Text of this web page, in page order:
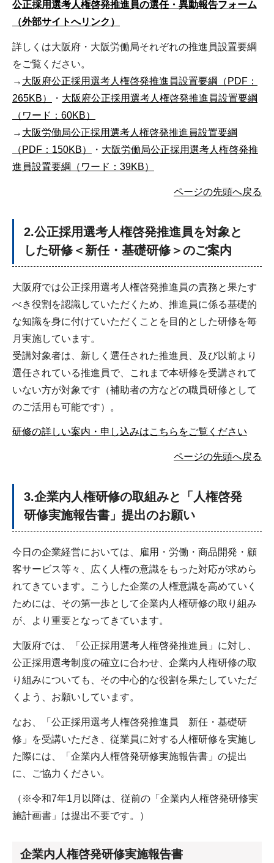
公正採用選考人権啓発推進員の選任・異動報告フォーム
（外部サイトへリンク）
詳しくは大阪府・大阪労働局それぞれの推進員設置要綱
をご覧ください。
→ 大阪府公正採用選考人権啓発推進員設置要綱（PDF：
265KB）
・ 大阪府公正採用選考人権啓発推進員設置要綱
（ワード：60KB）
→ 大阪労働局公正採用選考人権啓発推進員設置要綱
（PDF：150KB）
・ 大阪労働局公正採用選考人権啓発推
進員設置要綱（ワード：39KB）
ページの先頭へ戻る
2.公正採用選考人権啓発推進員を対象と
した研修＜新任・基礎研修＞のご案内
大阪府では公正採用選考人権啓発推進員の責務と果たす
べき役割を認識していただくため、推進員に係る基礎的
な知識を身に付けていただくことを目的とした研修を毎
月実施しています。
受講対象者は、新しく選任された推進員、及び以前より
選任されている推進員で、これまで本研修を受講されて
いない方が対象です（補助者の方などの職員研修として
のご活用も可能です）。
研修の詳しい案内・申し込みはこちらをご覧ください
ページの先頭へ戻る
3.企業内人権研修の取組みと「人権啓発
研修実施報告書」提出のお願い
今日の企業経営においては、雇用・労働・商品開発・顧
客サービス等々、広く人権の意識をもった対応が求めら
れてきています。こうした企業の人権意識を高めていく
ためには、その第一歩として企業内人権研修の取り組み
が、より重要となってきています。
大阪府では、「公正採用選考人権啓発推進員」に対し、
公正採用選考制度の確立に合わせ、企業内人権研修の取
り組みについても、その中心的な役割を果たしていただ
くよう、お願いしています。
なお、「公正採用選考人権啓発推進員 新任・基礎研
修」を受講いただき、従業員に対する人権研修を実施し
た際には、「企業内人権啓発研修実施報告書」の提出
に、ご協力ください。
（※令和7年1月以降は、従前の「企業内人権啓発研修実
施計画書」は提出不要です。）
企業内人権啓発研修実施報告書